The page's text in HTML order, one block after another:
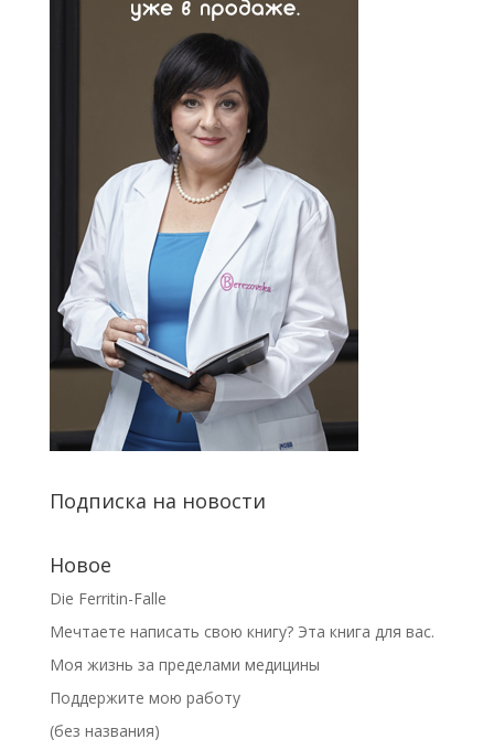
Подписка на новости
Новое
Die Ferritin-Falle
Мечтаете написать свою книгу? Эта книга для вас.
Моя жизнь за пределами медицины
Поддержите мою работу
(без названия)